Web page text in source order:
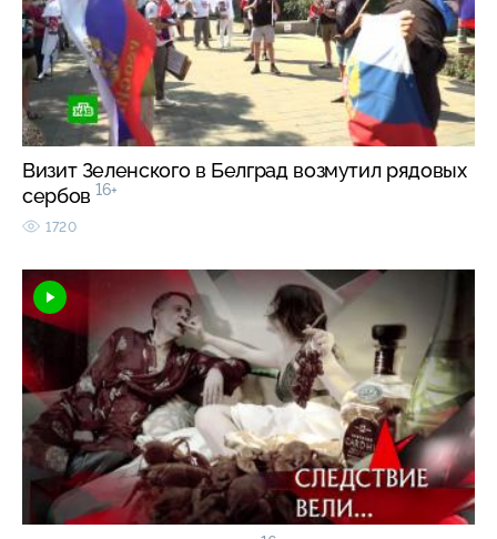
Визит Зеленского в Белград возмутил рядовых
сербов 16+
1720